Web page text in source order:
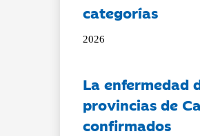
categorías
2026
La enfermedad
provincias de
confirmados